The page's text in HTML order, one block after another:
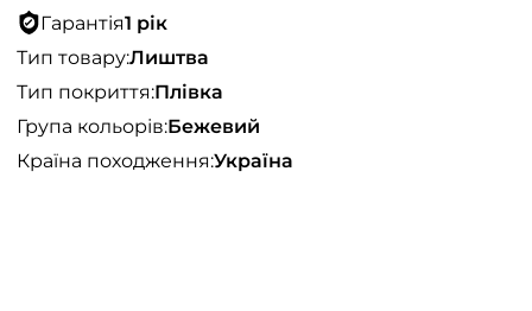
Гарантія1 рік
Тип товару:Лиштва
Тип покриття:Плівка
Група кольорів:Бежевий
Країна походження:Україна